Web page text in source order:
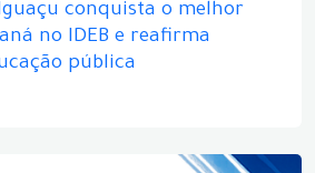
conquista o melhor
no IDEB e reafirma
pública